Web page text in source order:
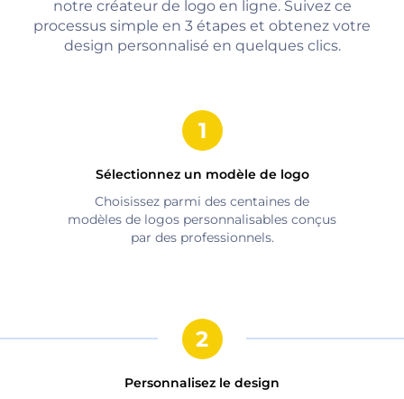
notre créateur de logo en ligne. Suivez ce
processus simple en 3 étapes et obtenez votre
design personnalisé en quelques clics.
Sélectionnez un modèle de logo
Choisissez parmi des centaines de
modèles de logos personnalisables conçus
par des professionnels.
Personnalisez le design